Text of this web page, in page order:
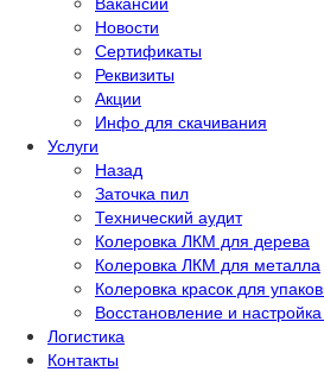
Новости
Сертификаты
Реквизиты
Акции
Инфо для скачивания
Услуги
Назад
Заточка пил
Технический аудит
Колеровка ЛКМ для дерева
Колеровка ЛКМ для металла
Колеровка красок для
Восстановление и
Логистика
Контакты